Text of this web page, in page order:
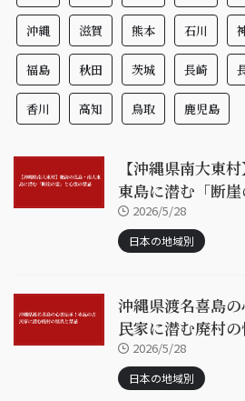
沖縄 滋賀 熊本 石川
福島 秋田 茨城 長崎
香川 高知 鳥取 鹿児島
【沖縄県南大東
東島に潜む「断
2026/5/28
日本の地域別
沖縄県渡名喜島
民家に潜む廃村
2026/5/28
日本の地域別